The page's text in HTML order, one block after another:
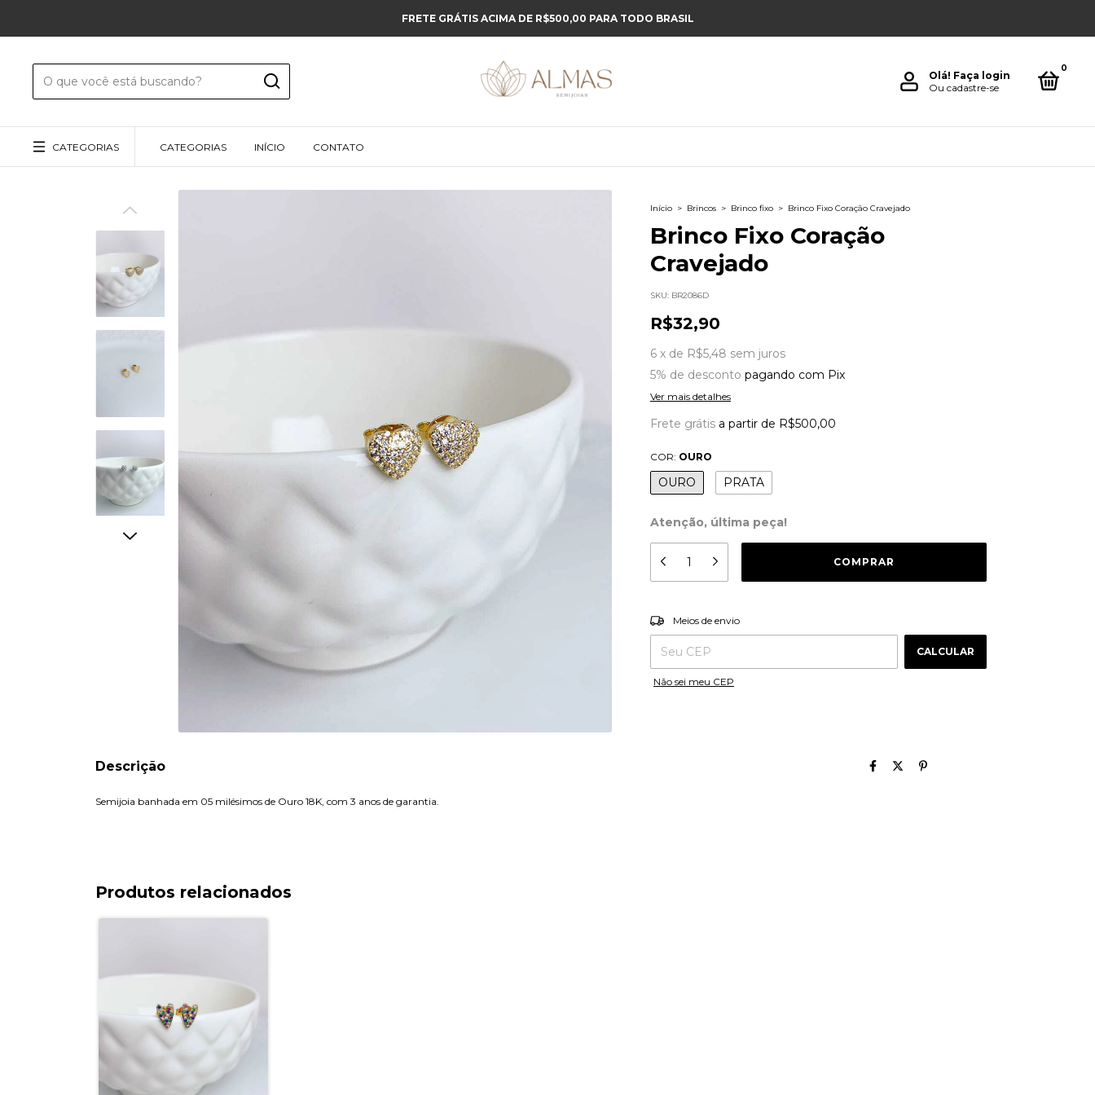
FRETE GRÁTIS ACIMA DE R$500,00 PARA TODO BRASIL
Olá! Faça login
Ou cadastre-se
0
CATEGORIAS CATEGORIAS INÍCIO CONTATO
Início > Brincos > Brinco fixo > Brinco Fixo Coração Cravejado
Brinco Fixo Coração
Cravejado
SKU: BR2086D
R$32,90
6 x de R$5,48 sem juros
5% de desconto pagando com Pix
Ver mais detalhes
Frete grátis a partir de R$500,00
COR: OURO
OURO PRATA
Atenção, última peça!
Entregas para o CEP:
Meios de envio
CALCULAR
Não sei meu CEP
Descrição
Semijoia banhada em 05 milésimos de Ouro 18K, com 3 anos de garantia.
Produtos relacionados